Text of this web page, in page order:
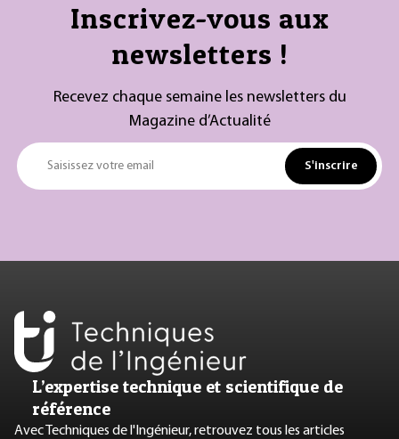
Inscrivez-vous aux
newsletters !
Recevez chaque semaine les newsletters du
Magazine d’Actualité
Saisissez votre email S'inscrire
L’expertise technique et scientifique de
référence
Avec Techniques de l'Ingénieur, retrouvez tous les articles